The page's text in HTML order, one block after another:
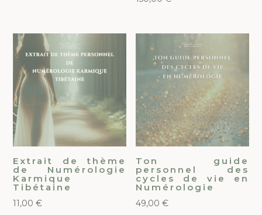
Extrait de thème
de Numérologie
Karmique
Tibétaine
11,00€
Ton guide
personnel des
cycles de vie en
Numérologie
49,00€